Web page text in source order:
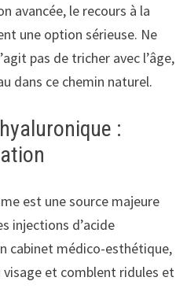
avancée, le recours à la
une option sérieuse. Ne
pas de tricher avec l’âge,
dans ce chemin naturel.
:
est une source majeure
injections d’acide
cabinet médico-esthétique,
et comblent ridules et